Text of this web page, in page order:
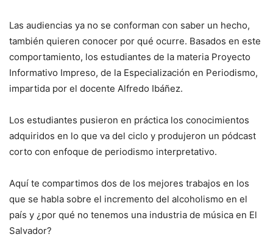
Las audiencias ya no se conforman con saber un hecho,
también quieren conocer por qué ocurre. Basados en este
comportamiento, los estudiantes de la materia Proyecto
Informativo Impreso, de la Especialización en Periodismo,
impartida por el docente Alfredo Ibáñez.
Los estudiantes pusieron en práctica los conocimientos
adquiridos en lo que va del ciclo y produjeron un pódcast
corto con enfoque de periodismo interpretativo.
Aquí te compartimos dos de los mejores trabajos en los
que se habla sobre el incremento del alcoholismo en el
país y ¿por qué no tenemos una industria de música en El
Salvador?